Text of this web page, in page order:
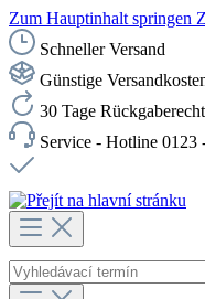
Zum Hauptinhalt springen
Schneller Versand
Günstige
30 Tage Rückgaberecht
Service - Hotline 0123